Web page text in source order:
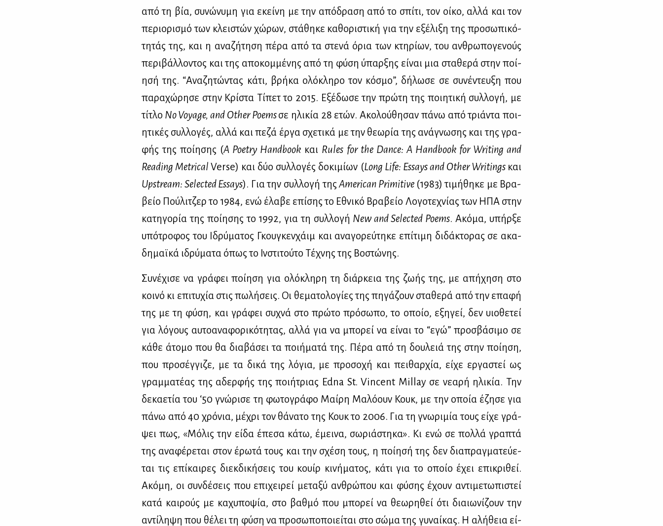
από τη βία, συ­νώ­νυ­μη για εκεί­νη με την από­δρα­ση από το σπί­τι, τον οί­κο, αλ­λά και τον
πε­ριο­ρι­σμό των κλει­στών χώ­ρων, στά­θη­κε κα­θο­ρι­στι­κή για την εξέ­λι­ξη της προ­σω­πι­κό­
τη­τάς της, και η ανα­ζή­τη­ση πέ­ρα από τα στε­νά όρια των κτη­ρί­ων, του αν­θρω­πο­γε­νούς
πε­ρι­βάλ­λο­ντος και της απο­κομ­μέ­νης από τη φύ­ση ύπαρ­ξης εί­ναι μια στα­θε­ρά στην ποί­
η­σή της. “Ανα­ζη­τώ­ντας κά­τι, βρή­κα ολό­κλη­ρο τον κό­σμο”, δή­λω­σε σε συ­νέ­ντευ­ξη που
πα­ρα­χώ­ρη­σε στην Κρί­στα Τί­πετ το 2015. Εξέ­δω­σε την πρώ­τη της ποι­η­τι­κή συλ­λο­γή, με
τί­τλο No Voyage, and Other Poemsσε ηλι­κία 28 ετών. Ακο­λού­θη­σαν πά­νω από τριά­ντα ποι­
η­τι­κές συλ­λο­γές, αλ­λά και πε­ζά έρ­γα σχε­τι­κά με την θε­ω­ρία της ανά­γνω­σης και της γρα­
φής της ποί­η­σης (A Poetry Handbook και Rules for the Dance: A Handbook for Writing and
Reading MetricalVerse) και δύο συλ­λο­γές δο­κι­μί­ων (Long Life: Essays and Other Writings και
Upstream: Selected Essays). Για την συλ­λο­γή τηςAmerican Primitive (1983) τι­μή­θη­κε με Βρα­
βείο Πού­λι­τζερ το 1984, ενώ έλα­βε επί­σης το Εθνι­κό Βρα­βείο Λο­γο­τε­χνί­ας των ΗΠΑ στην
κα­τη­γο­ρία της ποί­η­σης το 1992, για τη συλ­λο­γή New and Selected Poems. Ακό­μα, υπήρ­ξε
υπό­τρο­φος του Ιδρύ­μα­τος Γκου­γκεν­χάιμ και ανα­γο­ρεύ­τη­κε επί­τι­μη δι­δά­κτο­ρας σε ακα­
δη­μαϊ­κά ιδρύ­μα­τα όπως το Ιν­στι­τού­το Τέ­χνης της Βο­στώ­νης.
Συ­νέ­χι­σε να γρά­φει ποί­η­ση για ολό­κλη­ρη τη διάρ­κεια της ζω­ής της, με απή­χη­ση στο
κοι­νό κι επι­τυ­χία στις πω­λή­σεις. Οι θε­μα­το­λο­γί­ες της πη­γά­ζουν στα­θε­ρά από την επα­φή
της με τη φύ­ση, και γρά­φει συ­χνά στο πρώ­το πρό­σω­πο, το οποίο, εξη­γεί, δεν υιο­θε­τεί
για λό­γους αυ­το­α­να­φο­ρι­κό­τη­τας, αλ­λά για να μπο­ρεί να εί­ναι το “εγώ” προ­σβά­σι­μο σε
κά­θε άτο­μο που θα δια­βά­σει τα ποι­ή­μα­τά της. Πέ­ρα από τη δου­λειά της στην ποί­η­ση,
που προ­σέγ­γι­ζε, με τα δι­κά της λό­για, με προ­σο­χή και πει­θαρ­χία, εί­χε ερ­γα­στεί ως
γραμ­μα­τέ­ας της αδερ­φής της ποι­ή­τριας Edna St. Vincent Millay σε νε­α­ρή ηλι­κία. Την
δε­κα­ε­τία του ‘50 γνώ­ρι­σε τη φω­το­γρά­φο Μαί­ρη Μα­λό­ουν Κουκ, με την οποία έζη­σε για
πά­νω από 40 χρό­νια, μέ­χρι τον θά­να­το της Κουκ το 2006. Για τη γνω­ρι­μία τους εί­χε γρά­
ψει πως, «Μό­λις την εί­δα έπε­σα κά­τω, έμει­να, σω­ριά­στη­κα». Κι ενώ σε πολ­λά γρα­πτά
της ανα­φέ­ρε­ται στον έρω­τά τους και την σχέ­ση τους, η ποί­η­σή της δεν δια­πραγ­μα­τεύ­ε­
ται τις επί­και­ρες διεκ­δι­κή­σεις του κουίρ κι­νή­μα­τος, κά­τι για το οποίο έχει επι­κρι­θεί.
Ακό­μη, οι συν­δέ­σεις που επι­χει­ρεί με­τα­ξύ αν­θρώ­που και φύ­σης έχουν αντι­με­τω­πι­στεί
κα­τά και­ρούς με κα­χυ­πο­ψία, στο βαθ­μό που μπο­ρεί να θε­ω­ρη­θεί ότι διαιω­νί­ζουν την
αντί­λη­ψη που θέ­λει τη φύ­ση να προ­σω­πο­ποιεί­ται στο σώ­μα της γυ­ναί­κας. Η αλή­θεια εί­